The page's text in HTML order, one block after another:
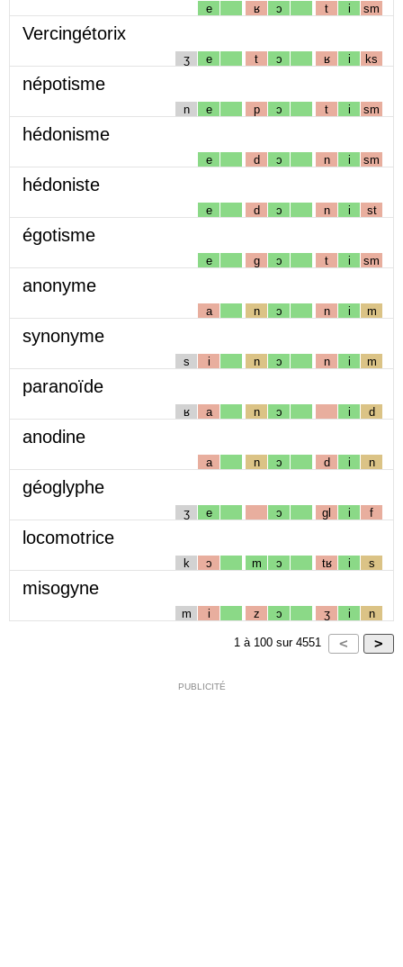
e ʁ ɔ t i sm
Vercingétorix
ʒ e t ɔ ʁ i ks
népotisme
n e p ɔ t i sm
hédonisme
e d ɔ n i sm
hédoniste
e d ɔ n i st
égotisme
e g ɔ t i sm
anonyme
a n ɔ n i m
synonyme
s i n ɔ n i m
paranoïde
ʁ a n ɔ i d
anodine
a n ɔ d i n
géoglyphe
ʒ e ɔ gl i f
locomotrice
k ɔ m ɔ tʁ i s
misogyne
m i z ɔ ʒ i n
1 à 100 sur 4551
PUBLICITÉ